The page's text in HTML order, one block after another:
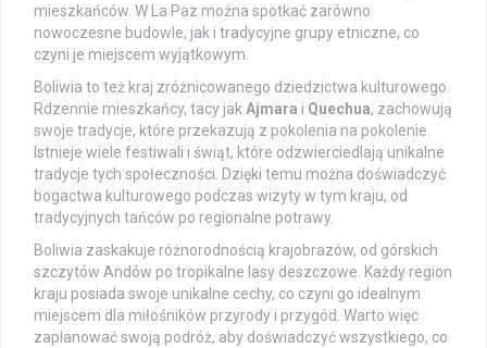
mieszkańców. W La Paz można spotkać zarówno
nowoczesne budowle, jak i tradycyjne grupy etniczne, co
czyni je miejscem wyjątkowym.
Boliwia to też kraj zróżnicowanego dziedzictwa kulturowego.
Rdzennie mieszkańcy, tacy jak Ajmara i Quechua, zachowują
swoje tradycje, które przekazują z pokolenia na pokolenie.
Istnieje wiele festiwali i świąt, które odzwierciedlają unikalne
tradycje tych społeczności. Dzięki temu można doświadczyć
bogactwa kulturowego podczas wizyty w tym kraju, od
tradycyjnych tańców po regionalne potrawy.
Boliwia zaskakuje różnorodnością krajobrazów, od górskich
szczytów Andów po tropikalne lasy deszczowe. Każdy region
kraju posiada swoje unikalne cechy, co czyni go idealnym
miejscem dla miłośników przyrody i przygód. Warto więc
zaplanować swoją podróż, aby doświadczyć wszystkiego, co